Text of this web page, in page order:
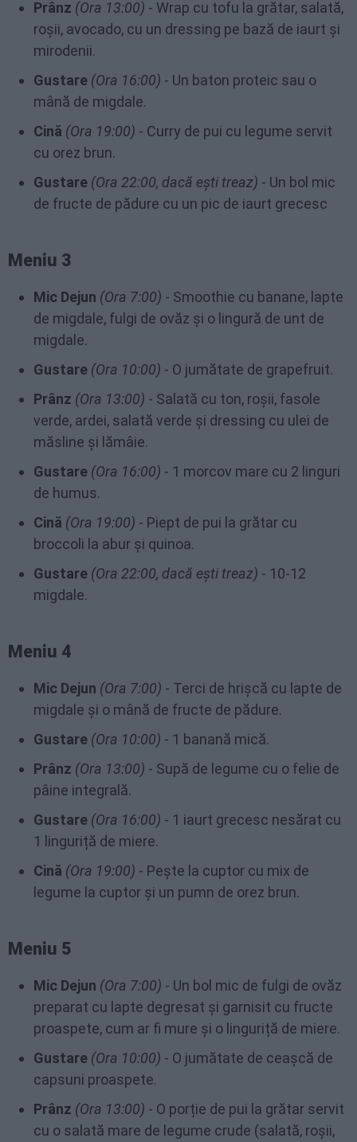
Prânz (Ora 13:00) - Wrap cu tofu la grătar, salată,
roșii, avocado, cu un dressing pe bază de iaurt și
mirodenii.
Gustare (Ora 16:00) - Un baton proteic sau o
mână de migdale.
Cină (Ora 19:00) - Curry de pui cu legume servit
cu orez brun.
Gustare (Ora 22:00, dacă ești treaz) - Un bol mic
de fructe de pădure cu un pic de iaurt grecesc
Meniu 3
Mic Dejun (Ora 7:00) - Smoothie cu banane, lapte
de migdale, fulgi de ovăz și o lingură de unt de
migdale.
Gustare (Ora 10:00) - O jumătate de grapefruit.
Prânz (Ora 13:00) - Salată cu ton, roșii, fasole
verde, ardei, salată verde și dressing cu ulei de
măsline și lămâie.
Gustare (Ora 16:00) - 1 morcov mare cu 2 linguri
de humus.
Cină (Ora 19:00) - Piept de pui la grătar cu
broccoli la abur și quinoa.
Gustare (Ora 22:00, dacă ești treaz) - 10-12
migdale.
Meniu 4
Mic Dejun (Ora 7:00) - Terci de hrișcă cu lapte de
migdale și o mână de fructe de pădure.
Gustare (Ora 10:00) - 1 banană mică.
Prânz (Ora 13:00) - Supă de legume cu o felie de
pâine integrală.
Gustare (Ora 16:00) - 1 iaurt grecesc nesărat cu
1 linguriță de miere.
Cină (Ora 19:00) - Pește la cuptor cu mix de
legume la cuptor și un pumn de orez brun.
Meniu 5
Mic Dejun (Ora 7:00) - Un bol mic de fulgi de ovăz
preparat cu lapte degresat și garnisit cu fructe
proaspete, cum ar fi mure și o linguriță de miere.
Gustare (Ora 10:00) - O jumătate de ceașcă de
capsuni proaspete.
Prânz (Ora 13:00) - O porție de pui la grătar servit
cu o salată mare de legume crude (salată, roșii,